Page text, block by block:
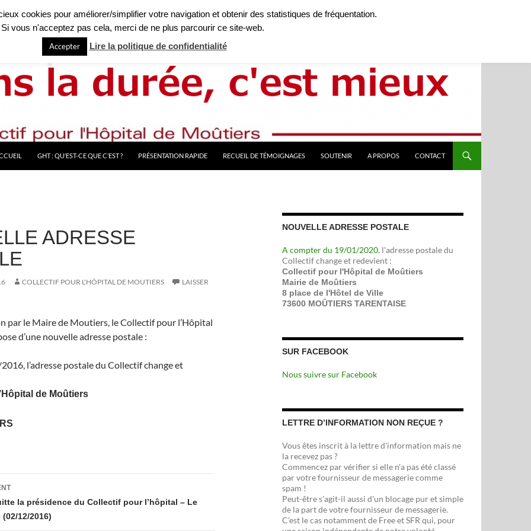
GHT : QU’EST-CE QUE C’EST ? PRÉSENTATION RAPIDE RECUEIL DE TÉMOIGNAGES SOUTENIR A PROPOS CONTACT
ADRESSE
COLLECTIF POUR L'HÔPITAL DE MOUTIERS
LAISSER
par le Maire de Moutiers, le Collectif pour l’Hôpital
d’une nouvelle adresse postale :
l’adresse postale du Collectif change et
de Moûtiers
la présidence du Collectif pour l’hôpital – Le
12/2016)
NOUVELLE ADRESSE POSTALE
A compter du 19/01/2020, l'adresse postale du
Collectif change et redevient :
Collectif pour l'Hôpital de Moûtiers
Mairie de Moûtiers
8 place de l'Hôtel de Ville
73600 MOÛTIERS TARENTAISE
SUR FACEBOOK
Nous suivre sur Facebook
LETTRE D’INFORMATION NON REÇUE ?
Vous êtes inscrit à la lettre d'information mais ne
la recevez pas ?
Commencez par vérifier si elle n'a pas été classé
par votre fournisseur de messagerie comme
spam !
Peut-être s'agit-il aussi d'un blocage pur et simple
de la part de votre fournisseur de messagerie.
C'est le cas notamment de Free et SFR qui, pour
cookies pour améliorer/simplifier votre navigation et obtenir des statistiques de fréquentation.
Si vous n'acceptez pas cela, merci de ne plus parcourir ce site-web.
Accepter Lire la politique de confidentialité